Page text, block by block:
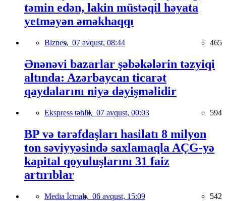
təmin edən, lakin müstəqil həyata
yetməyən əməkhaqqı
Biznes, 07 avqust, 08:44 465
Ənənəvi bazarlar şəbəkələrin təzyiqi
altında: Azərbaycan ticarət
qaydalarını niyə dəyişməlidir
Ekspress təhlil, 07 avqust, 00:03 594
BP və tərəfdaşları hasilatı 8 milyon
ton səviyyəsində saxlamaqla AÇG-yə
kapital qoyuluşlarını 31 faiz
artırıblar
Media İcmalı, 06 avqust, 15:09 542